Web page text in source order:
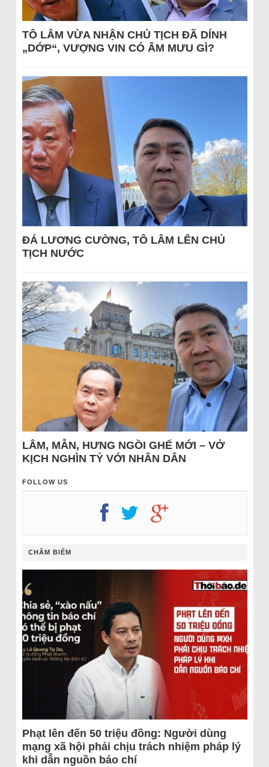
TÔ LÂM VỪA NHẬN CHỦ TỊCH ĐÃ DÍNH
„DỚP“, VƯỢNG VIN CÓ ÂM MƯU GÌ?
ĐÁ LƯƠNG CƯỜNG, TÔ LÂM LÊN CHỦ
TỊCH NƯỚC
LÂM, MẪN, HƯNG NGỒI GHẾ MỚI – VỞ
KỊCH NGHÌN TỶ VỚI NHÂN DÂN
FOLLOW US
CHÂM BIẾM
Phạt lên đến 50 triệu đồng: Người dùng
mạng xã hội phải chịu trách nhiệm pháp lý
khi dẫn nguồn báo chí